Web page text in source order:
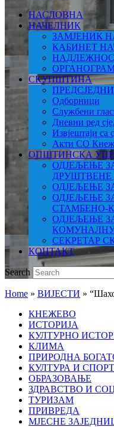
НАСЛОВНА
НАЧЕЛНИК
ЗАМЈЕНИК
КАБИНЕТ
СКУПШТИНА
Одборници
Службени
Дневни ред
Извјештаји са
Акти СО
ОПШТИНСКА
ОДЈЕЉЕЊЕ
ДРУШТВЕНЕ
ОДЈЕЉЕЊЕ
ОДЈЕЉЕЊЕ
СТАМБЕНО-
ОДЈЕЉЕЊЕ
СЕКРЕТАР
КОНТАКТ
Search
Home » ВИЈЕСТИ »
КНЕЖЕВО
ИСТОРИЈА
КУЛТУРНО
КЛИМА
ПРИРОДНА
КУЛТУРА И СПОРТ
ОБРАЗОВАЊЕ
ЗДРАВСТВО И
ТУРИЗАМ
ПРИВРЕДА
МЈЕСНЕ